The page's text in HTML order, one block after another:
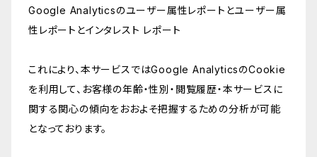
Google Analyticsのユーザー属性レポートとユーザー属
性レポートとインタレスト レポート
これにより、本サービスではGoogle AnalyticsのCookie
を利用して、お客様の年齢・性別・閲覧履歴・本サービスに
関する関心の傾向をおおよそ把握するための分析が可能
となっております。